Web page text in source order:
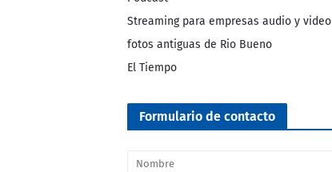
Streaming para empresas audio y video
fotos antiguas de Rio Bueno
El Tiempo
Formulario de contacto